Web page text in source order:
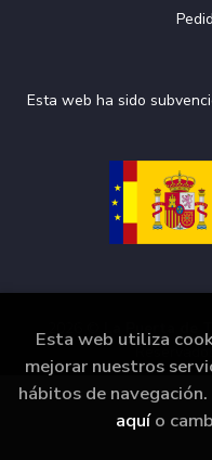
Esta web ha sido
2026 © La Puerta de
Esta web utiliza
mejorar nuestros
hábitos de
aquío